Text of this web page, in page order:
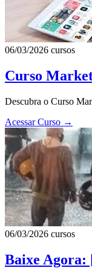
06/03/2026 cursos
Curso
Descubra o Curso
Acessar Curso →
06/03/2026 cursos
Baixe Agora: